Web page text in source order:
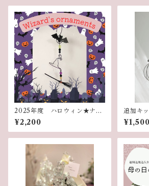
2025年度 ハロウィン★ナイ
トレッスン
¥2,200
追加キ
ル】
¥1,500